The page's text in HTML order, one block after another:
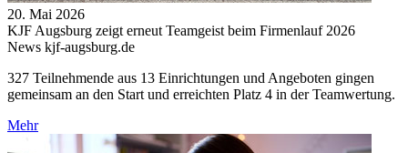
20. Mai 2026
KJF Augsburg zeigt erneut Teamgeist beim Firmenlauf 2026
News kjf-augsburg.de
327 Teilnehmende aus 13 Einrichtungen und Angeboten gingen
gemeinsam an den Start und erreichten Platz 4 in der Teamwertung.
Mehr